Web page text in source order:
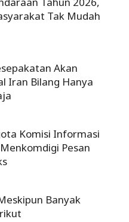
Tak Mudah
Akan
Iran Bilang Hanya
Komisi Informasi
Pesan
Banyak